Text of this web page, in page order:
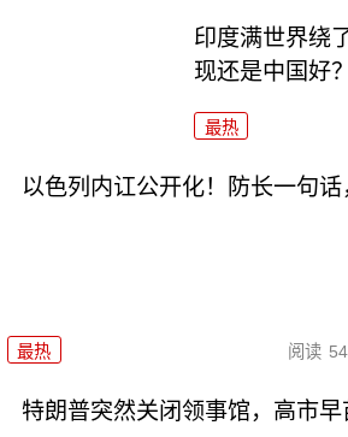
印度满世界绕
现还是中国好？
最热
以色列内讧公开化！防长一句
最热 阅读
特朗普突然关闭领事馆，高市